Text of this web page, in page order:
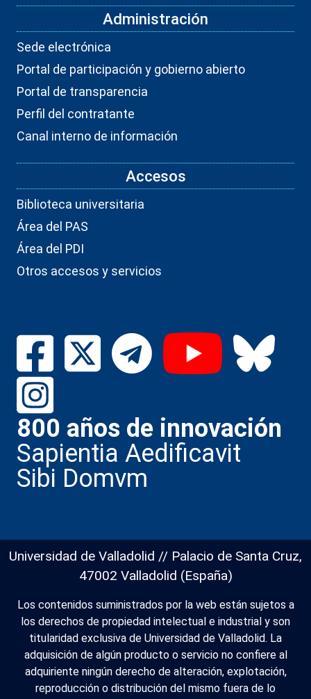
Administración
Sede electrónica
Portal de participación y gobierno abierto
Portal de transparencia
Perfil del contratante
Canal interno de información
Accesos
Biblioteca universitaria
Área del PAS
Área del PDI
Otros accesos y servicios
800 años de innovación
Sapientia Aedificavit
Sibi Domvm
Universidad de Valladolid // Palacio de Santa Cruz,
47002 Valladolid (España)
Los contenidos suministrados por la web están sujetos a
los derechos de propiedad intelectual e industrial y son
titularidad exclusiva de Universidad de Valladolid. La
adquisición de algún producto o servicio no confiere al
adquiriente ningún derecho de alteración, explotación,
reproducción o distribución del mismo fuera de lo